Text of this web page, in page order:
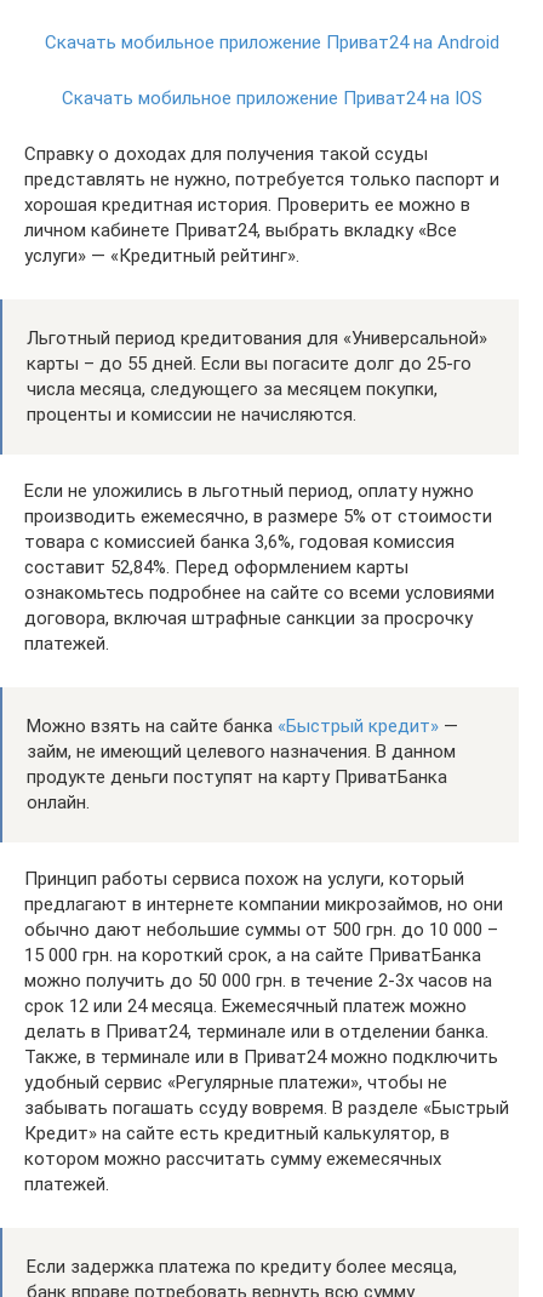
Скачать мобильное приложение Приват24 на Android
Скачать мобильное приложение Приват24 на IOS
Справку о доходах для получения такой ссуды
представлять не нужно, потребуется только паспорт и
хорошая кредитная история. Проверить ее можно в
личном кабинете Приват24, выбрать вкладку «Все
услуги» — «Кредитный рейтинг».
Льготный период кредитования для «Универсальной»
карты – до 55 дней. Если вы погасите долг до 25-го
числа месяца, следующего за месяцем покупки,
проценты и комиссии не начисляются.
Если не уложились в льготный период, оплату нужно
производить ежемесячно, в размере 5% от стоимости
товара с комиссией банка 3,6%, годовая комиссия
составит 52,84%. Перед оформлением карты
ознакомьтесь подробнее на сайте со всеми условиями
договора, включая штрафные санкции за просрочку
платежей.
Можно взять на сайте банка «Быстрый кредит» —
займ, не имеющий целевого назначения. В данном
продукте деньги поступят на карту ПриватБанка
онлайн.
Принцип работы сервиса похож на услуги, который
предлагают в интернете компании микрозаймов, но они
обычно дают небольшие суммы от 500 грн. до 10 000 –
15 000 грн. на короткий срок, а на сайте ПриватБанка
можно получить до 50 000 грн. в течение 2-3х часов на
срок 12 или 24 месяца. Ежемесячный платеж можно
делать в Приват24, терминале или в отделении банка.
Также, в терминале или в Приват24 можно подключить
удобный сервис «Регулярные платежи», чтобы не
забывать погашать ссуду вовремя. В разделе «Быстрый
Кредит» на сайте есть кредитный калькулятор, в
котором можно рассчитать сумму ежемесячных
платежей.
Если задержка платежа по кредиту более месяца,